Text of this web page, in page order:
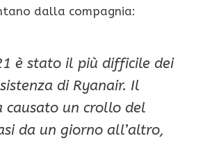
dalla compagnia:
è stato il più difficile dei
di Ryanair. Il
causato un crollo del
da un giorno all’altro,